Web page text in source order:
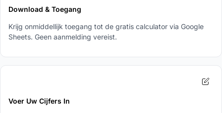
Download & Toegang
Krijg onmiddellijk toegang tot de gratis calculator via Google
Sheets. Geen aanmelding vereist.
Voer Uw Cijfers In